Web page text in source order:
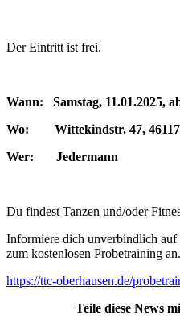
Der Eintritt ist frei.
Wann: Samstag, 11.01.2025,
Wo: Wittekindstr. 47, 46117
Wer: Jedermann
Du findest Tanzen und/oder
Informiere dich unverbindlich auf
zum kostenlosen Probetraining an.
https://ttc-oberhausen.de/
Teile diese News